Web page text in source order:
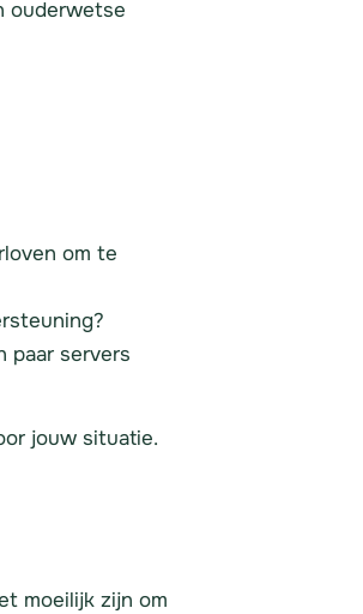
ouderwetse
om te
paar servers
jouw situatie.
moeilijk zijn om